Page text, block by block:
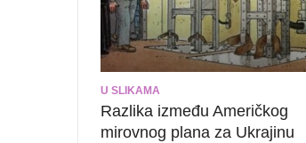
U SLIKAMA
Razlika između Američkog
mirovnog plana za Ukrajinu